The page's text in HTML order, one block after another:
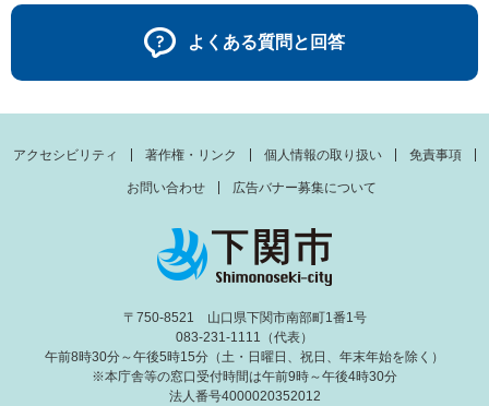
よくある質問と回答
アクセシビリティ 著作権・リンク 個人情報の取り扱い 免責事項
お問い合わせ 広告バナー募集について
〒750-8521 山口県下関市南部町1番1号
083-231-1111（代表）
午前8時30分～午後5時15分（土・日曜日、祝日、年末年始を除く）
※本庁舎等の窓口受付時間は午前9時～午後4時30分
法人番号4000020352012